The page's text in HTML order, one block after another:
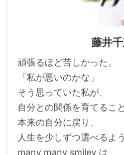
藤井
頑張るほど苦しかった。
「私が悪いのかな」
そう思っていた私が、
自分との関係を育てること
本来の自分に戻り、
人生を少しずつ選べるよ
many many smiley は、